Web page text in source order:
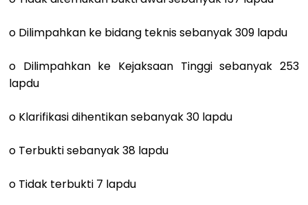
o Dilimpahkan ke bidang teknis sebanyak 309 lapdu
o Dilimpahkan ke Kejaksaan Tinggi sebanyak 253
lapdu
o Klarifikasi dihentikan sebanyak 30 lapdu
o Terbukti sebanyak 38 lapdu
o Tidak terbukti 7 lapdu